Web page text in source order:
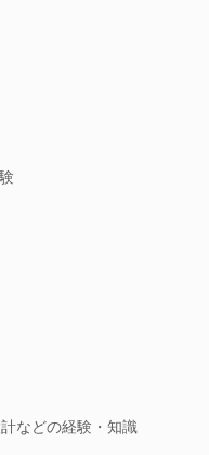
などの経験・知識